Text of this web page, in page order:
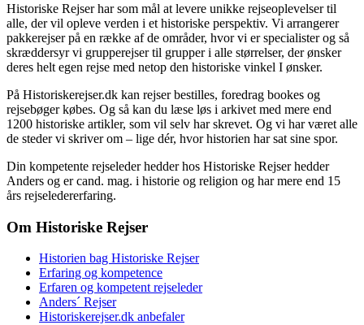
Historiske Rejser har som mål at levere unikke rejseoplevelser til
alle, der vil opleve verden i et historiske perspektiv. Vi arrangerer
pakkerejser på en række af de områder, hvor vi er specialister og så
skræddersyr vi grupperejser til grupper i alle størrelser, der ønsker
deres helt egen rejse med netop den historiske vinkel I ønsker.
På Historiskerejser.dk kan rejser bestilles, foredrag bookes og
rejsebøger købes. Og så kan du læse løs i arkivet med mere end
1200 historiske artikler, som vil selv har skrevet. Og vi har været alle
de steder vi skriver om – lige dér, hvor historien har sat sine spor.
Din kompetente rejseleder hedder hos Historiske Rejser hedder
Anders og er cand. mag. i historie og religion og har mere end 15
års rejseledererfaring.
Om Historiske Rejser
Historien bag Historiske Rejser
Erfaring og kompetence
Erfaren og kompetent rejseleder
Anders´ Rejser
Historiskerejser.dk anbefaler